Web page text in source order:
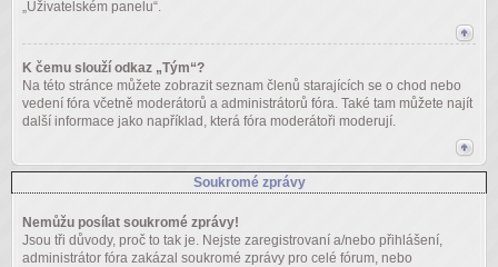
„Uživatelském panelu“.
K čemu slouží odkaz „Tým“?
Na této stránce můžete zobrazit seznam členů starajících se o chod nebo
vedení fóra včetně moderátorů a administrátorů fóra. Také tam můžete najít
další informace jako například, která fóra moderátoři moderují.
Soukromé zprávy
Nemůžu posílat soukromé zprávy!
Jsou tři důvody, proč to tak je. Nejste zaregistrovaní a/nebo přihlášení,
administrátor fóra zakázal soukromé zprávy pro celé fórum, nebo